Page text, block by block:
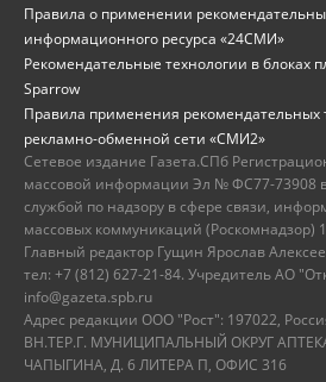
Правила о применении
информационного ресурса «24СМИ»
Рекомендательные технологии в блоках
Sparrow
Правила применения рекомендательных
рекламно-обменной сети «СМИ2»
Сетевое издание Газета.СПб
массовой информации Эл № ФС77-73908
службой по надзору в сфере связи,
массовых коммуникаций (Роскомнадзор)
Главный редактор Гущин Ярослав
тел: +7 (812) 627-21-84. Учредитель АО
info@gazeta.spb.ru
Адрес редакции ООО "Рост": 197022,
ВН.ТЕР.Г. МУНИЦИПАЛЬНЫЙ ОКРУГ
ЧАПЫГИНА, Д. 6 ЛИТЕРА П, ОФИС 316